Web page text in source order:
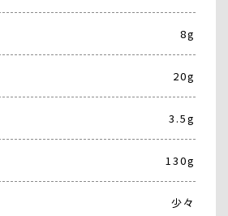
8g
20g
3.5g
130g
少々